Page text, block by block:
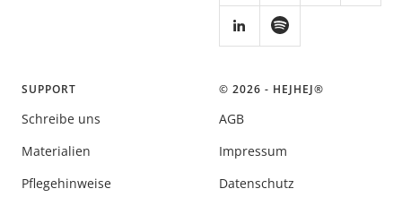
SUPPORT
Schreibe uns
Materialien
Pflegehinweise
© 2026 - HEJHEJ®️
AGB
Impressum
Datenschutz